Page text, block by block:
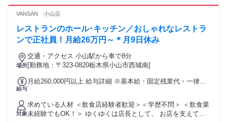
VANSAN 小山店
レストランのホール･キッチン／おしゃれなレストラ
ンで正社員！月給26万円～＊月9日休み
場所
交通・アクセス 小山駅から車で8分
[勤務地：〒323-0820栃木県小山市西城南]
給与
月給260,000円以上 給与詳細 ※基本給・固定残業代・一律手
たり3万円（固定残業時間：1ヶ月あたり18時間） 固定残業時
間を超えた勤務時間については別途残業代を支給する 【一律
手当】 全員に一律で支払われる通勤・皆勤・家族手当金額：
対象
求めている人材 ＜飲食店経験者歓迎＞＜学歴不問＞ ＜飲食業
未経験でもOK！＞ ゆくゆくは店長として、 お店を支えてほ